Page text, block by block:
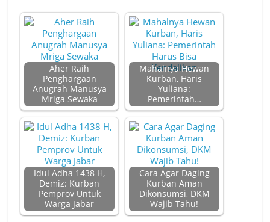
Aher Raih
Penghargaan
Anugrah Manusya
Mriga Sewaka
Mahalnya Hewan
Kurban, Haris
Yuliana:
Pemerintah…
Idul Adha 1438 H,
Demiz: Kurban
Pemprov Untuk
Warga Jabar
Cara Agar Daging
Kurban Aman
Dikonsumsi, DKM
Wajib Tahu!